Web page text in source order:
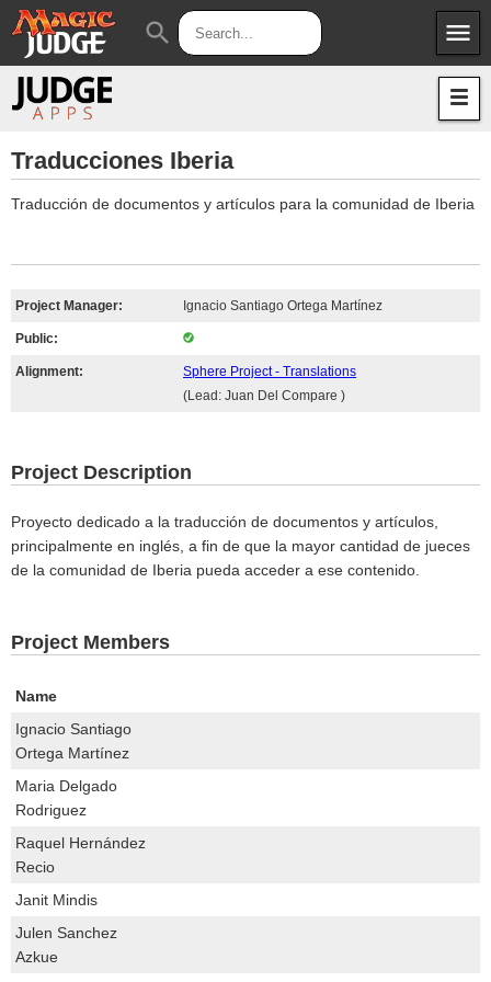
menu
Apps
Judges
JAR
search
Traducciones Iberia
Traducción de documentos y artículos para la comunidad de Iberia
Project Manager: Ignacio Santiago Ortega Martínez
Public:
Alignment:
Sphere Project - Translations
(Lead: Juan Del Compare )
Project Description
Proyecto dedicado a la traducción de documentos y artículos,
principalmente en inglés, a fin de que la mayor cantidad de jueces
de la comunidad de Iberia pueda acceder a ese contenido.
Project Members
Name
Ignacio Santiago
Ortega Martínez
Maria Delgado
Rodriguez
Raquel Hernández
Recio
Janit Mindis
Julen Sanchez
Azkue